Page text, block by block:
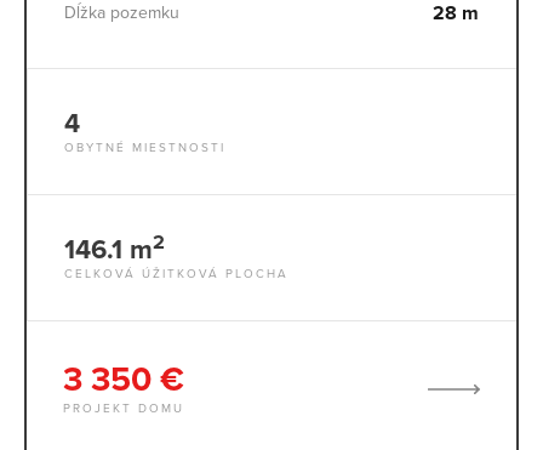
Dĺžka pozemku 28 m
4
OBYTNÉ MIESTNOSTI
146.1 m2
CELKOVÁ ÚŽITKOVÁ PLOCHA
3 350 €
PROJEKT DOMU